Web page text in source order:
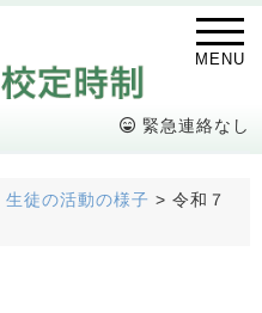
MENU
緊急連絡なし
生徒の活動の様子 > 令和７